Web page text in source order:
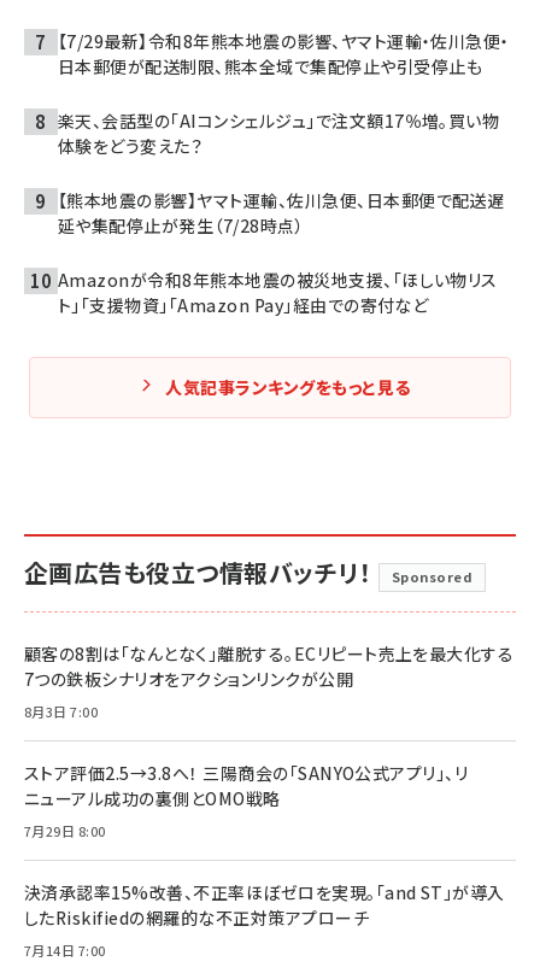
【7/29最新】令和8年熊本地震の影響、ヤマト運輸・佐川急便・
日本郵便が配送制限、熊本全域で集配停止や引受停止も
楽天、会話型の「AIコンシェルジュ」で注文額17％増。買い物
体験をどう変えた？
【熊本地震の影響】ヤマト運輸、佐川急便、日本郵便で配送遅
延や集配停止が発生（7/28時点）
Amazonが令和8年熊本地震の被災地支援、「ほしい物リス
ト」「支援物資」「Amazon Pay」経由での寄付など
人気記事ランキングをもっと見る
企画広告も役立つ情報バッチリ！ Sponsored
顧客の8割は「なんとなく」離脱する。ECリピート売上を最大化する
7つの鉄板シナリオをアクションリンクが公開
8月3日 7:00
ストア評価2.5→3.8へ！ 三陽商会の「SANYO公式アプリ」、リ
ニューアル成功の裏側とOMO戦略
7月29日 8:00
決済承認率15%改善、不正率ほぼゼロを実現。「and ST」が導入
したRiskifiedの網羅的な不正対策アプローチ
7月14日 7:00